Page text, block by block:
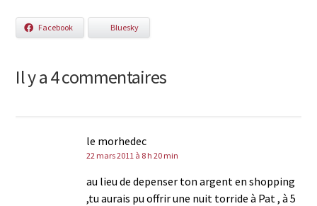
Facebook Bluesky
Il y a 4 commentaires
le morhedec
22 mars 2011 à 8 h 20 min
au lieu de depenser ton argent en shopping
,tu aurais pu offrir une nuit torride à Pat , à 5